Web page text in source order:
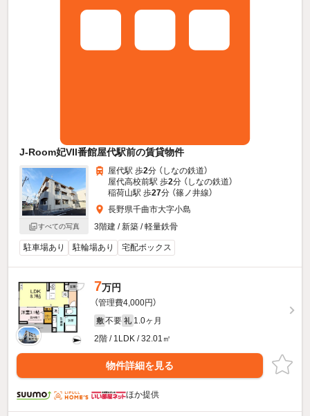
J-Room妃VII番館屋代駅前の賃貸物件
すべての写真
屋代駅 歩2分 （しなの鉄道）
屋代高校前駅 歩2分 （しなの鉄道）
稲荷山駅 歩27分 （篠ノ井線）
長野県千曲市大字小島
3階建 / 新築 / 軽量鉄骨
駐車場あり 駐輪場あり 宅配ボックス
7万円
（管理費4,000円）
敷 不要 礼 1.0ヶ月
2階 / 1LDK / 32.01㎡
物件詳細を見る
ほか提供